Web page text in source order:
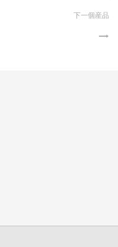
下一個産品